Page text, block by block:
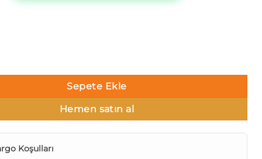
Sepete Ekle
Hemen satın al
Koşulları